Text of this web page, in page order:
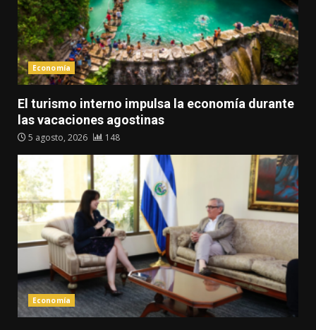
Economía
El turismo interno impulsa la economía durante
las vacaciones agostinas
5 agosto, 2026 148
Economía